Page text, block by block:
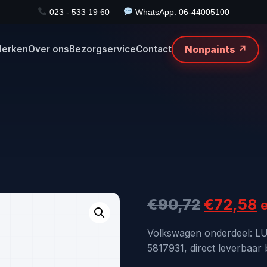
023 - 533 19 60 WhatsApp: 06-44005100
Over onsBezorgserviceContact Nonpaints ↗
€90,72
prijs
was:
€72,58
Volkswagen onderdeel:
5817931, direct leverbaar